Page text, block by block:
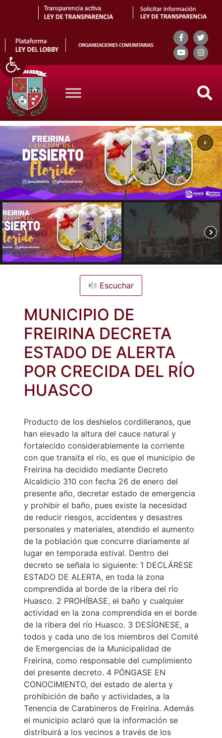
Abrir barra de herramientas
Search
Escuchar
MUNICIPIO DE
FREIRINA DECRETA
ESTADO DE ALERTA
POR CRECIDA DEL RÍO
HUASCO
Producto de los deshielos cordilleranos, que
han elevado la altura del cauce natural y
fortalecido considerablemente la corriente
con que transita el río, es que el municipio de
Freirina ha decidido mediante Decreto
Alcaldicio 310 con fecha 26 de enero del
presente año, decretar estado de emergencia
y prohibir el baño, pues existe la necesidad
de reducir riesgos, accidentes y desastres
personales y materiales, atendido el aumento
de la población que concurre diariamente al
lugar en temporada estival. Dentro del
decreto se señala lo siguiente: 1 DECLÁRESE
ESTADO DE ALERTA, en toda la zona
comprendida al borde de la ribera del río
Huasco. 2 PROHÍBASE, el baño y cualquier
actividad en la zona comprendida en el borde
de la ribera del río Huasco. 3 DESÍGNESE, a
todos y cada uno de los miembros del Comité
de Emergencias de la Municipalidad de
Freirina, como responsable del cumplimiento
del presente decreto. 4 PÓNGASE EN
CONOCIMIENTO, del estado de alerta y
prohibición de baño y actividades, a la
Tenencia de Carabineros de Freirina. Además
el municipio aclaró que la información se
distribuirá a los vecinos a través de los